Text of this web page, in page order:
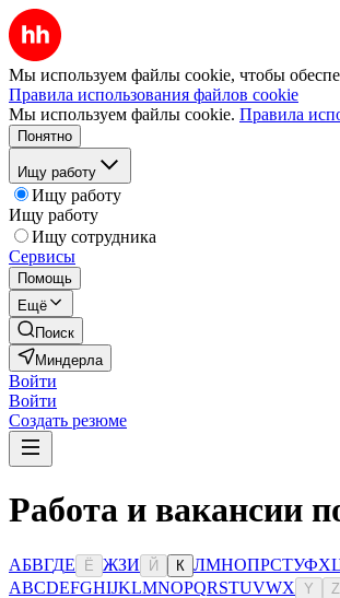
Мы используем файлы cookie, чтобы
Правила использования файлов cookie
Мы используем файлы cookie. Правила
Понятно
Ищу работу
Ищу работу
Ищу работу
Ищу сотрудника
Сервисы
Помощь
Ещё
Поиск
Миндерла
Войти
Войти
Создать резюме
Работа и вакансии
АБВГДЕ Ё ЖЗИ Й К ЛМНОПРСТУФХ
ABCDEFGHIJKLMNOPQRSTUVWX Y Z